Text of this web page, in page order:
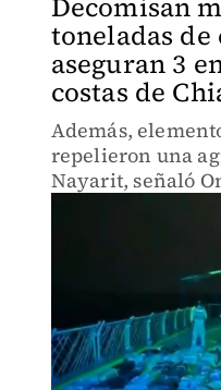
toneladas de
aseguran 3
costas de
Además,
repelieron una
Nayarit, señaló